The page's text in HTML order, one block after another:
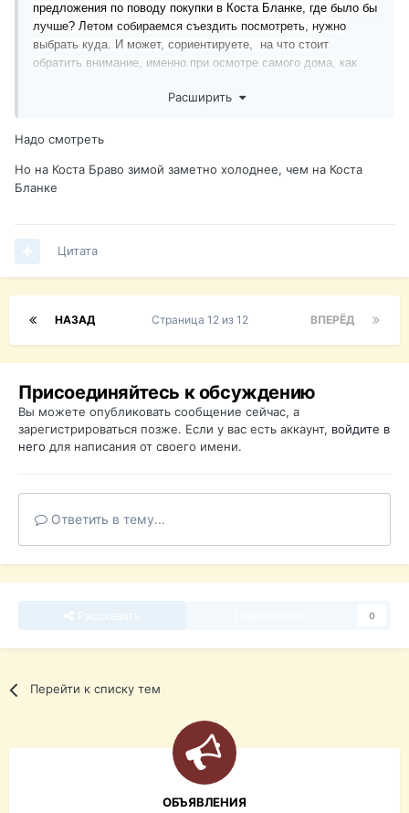
предложения по поводу покупки в Коста Бланке, где было бы
лучше? Летом собираемся съездить посмотреть, нужно
выбрать куда. И может, сориентируете,
на что стоит
обратить внимание, именно при осмотре самого дома, как
Расширить
Надо смотреть
Но на Коста Браво зимой заметно холоднее, чем на Коста
Бланке
Цитата
НАЗАД ВПЕРЁД
Страница 12 из 12
Присоединяйтесь к обсуждению
Вы можете опубликовать сообщение сейчас, а
зарегистрироваться позже. Если у вас есть аккаунт, войдите в
него для написания от своего имени.
Ответить в тему...
0
Перейти к списку тем
ОБЪЯВЛЕНИЯ